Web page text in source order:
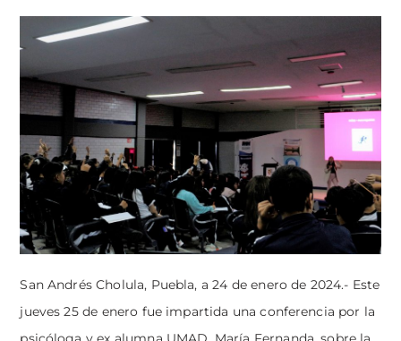
San Andrés Cholula, Puebla, a 24 de enero de 2024.- Este
jueves 25 de enero fue impartida una conferencia por la